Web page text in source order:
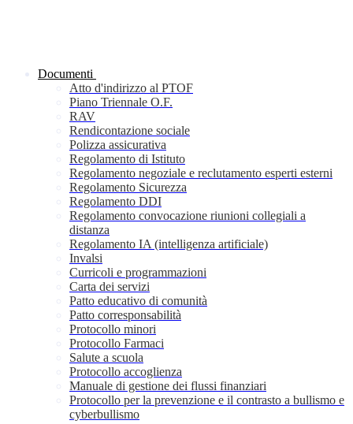
Documenti
Atto d'indirizzo al PTOF
Piano Triennale O.F.
RAV
Rendicontazione sociale
Polizza assicurativa
Regolamento di Istituto
Regolamento negoziale e reclutamento esperti esterni
Regolamento Sicurezza
Regolamento DDI
Regolamento convocazione riunioni collegiali a
distanza
Regolamento IA (intelligenza artificiale)
Invalsi
Curricoli e programmazioni
Carta dei servizi
Patto educativo di comunità
Patto corresponsabilità
Protocollo minori
Protocollo Farmaci
Salute a scuola
Protocollo accoglienza
Manuale di gestione dei flussi finanziari
Protocollo per la prevenzione e il contrasto a bullismo e
cyberbullismo